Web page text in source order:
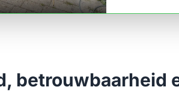
betrouwbaarheid